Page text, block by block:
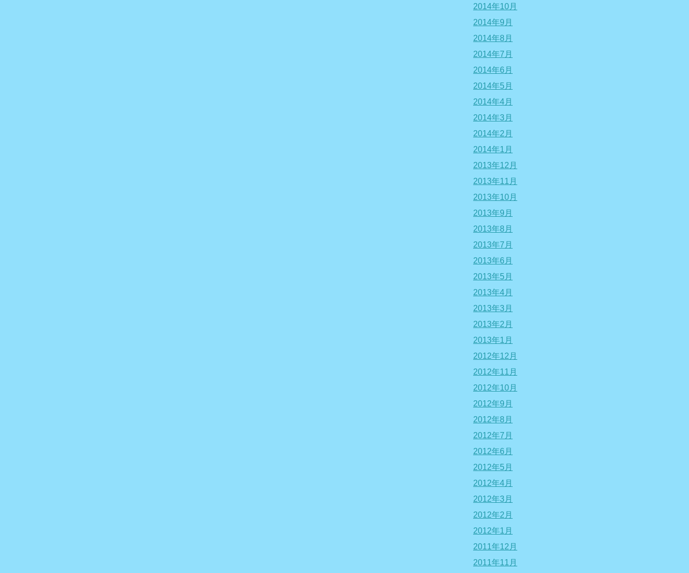
2014年10月
2014年9月
2014年8月
2014年7月
2014年6月
2014年5月
2014年4月
2014年3月
2014年2月
2014年1月
2013年12月
2013年11月
2013年10月
2013年9月
2013年8月
2013年7月
2013年6月
2013年5月
2013年4月
2013年3月
2013年2月
2013年1月
2012年12月
2012年11月
2012年10月
2012年9月
2012年8月
2012年7月
2012年6月
2012年5月
2012年4月
2012年3月
2012年2月
2012年1月
2011年12月
2011年11月